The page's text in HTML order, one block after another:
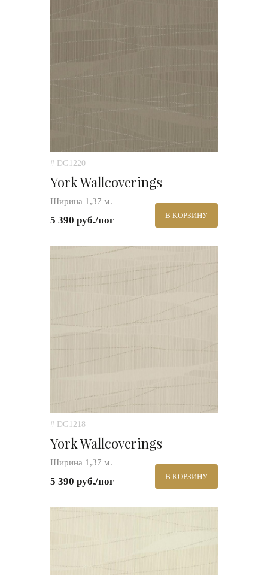
# DG1220
York Wallcoverings
Ширина 1,37 м.
5 390 руб./пог В КОРЗИНУ
# DG1218
York Wallcoverings
Ширина 1,37 м.
5 390 руб./пог В КОРЗИНУ